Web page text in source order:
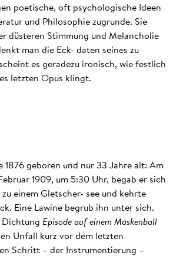
poetische, oft psychologische Ideen
und Philosophie zugrunde. Sie
düsteren Stimmung und Melancholie
man die Eck- daten seines zu
es geradezu ironisch, wie festlich
letzten Opus klingt.
1876 geboren und nur 33 Jahre alt: Am
1909, um 5:30 Uhr, begab er sich
einem Gletscher- see und kehrte
Eine Lawine begrub ihn unter sich.
Dichtung Episode auf einem Maskenball
Unfall kurz vor dem letzten
Schritt – der Instrumentierung –